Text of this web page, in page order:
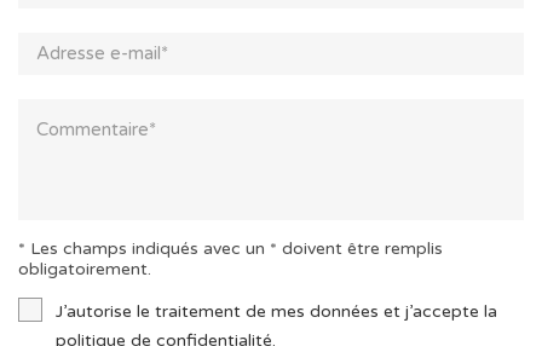
* Les champs indiqués avec un * doivent être remplis
obligatoirement.
J’autorise le traitement de mes données et j’accepte la
politique de confidentialité.